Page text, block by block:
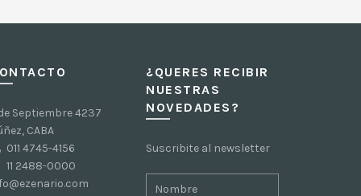
de Septiembre 4237
CABA
011 4745-4156
11 2488-0000
¿QUERES RECIBIR
NUESTRAS
NOVEDADES?
Suscribite al newsletter